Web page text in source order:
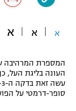
תקנון משתתפים
טניס
כדורמים
פוטבול אמריקאי NFL
א א א
המספרת המרהיבה
העונה בליגת העל,
סופר-דרמטי על